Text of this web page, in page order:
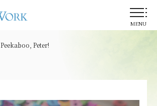
MENU
Peekaboo, Peter!